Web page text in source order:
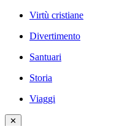
Virtù cristiane
Divertimento
Santuari
Storia
Viaggi
✕